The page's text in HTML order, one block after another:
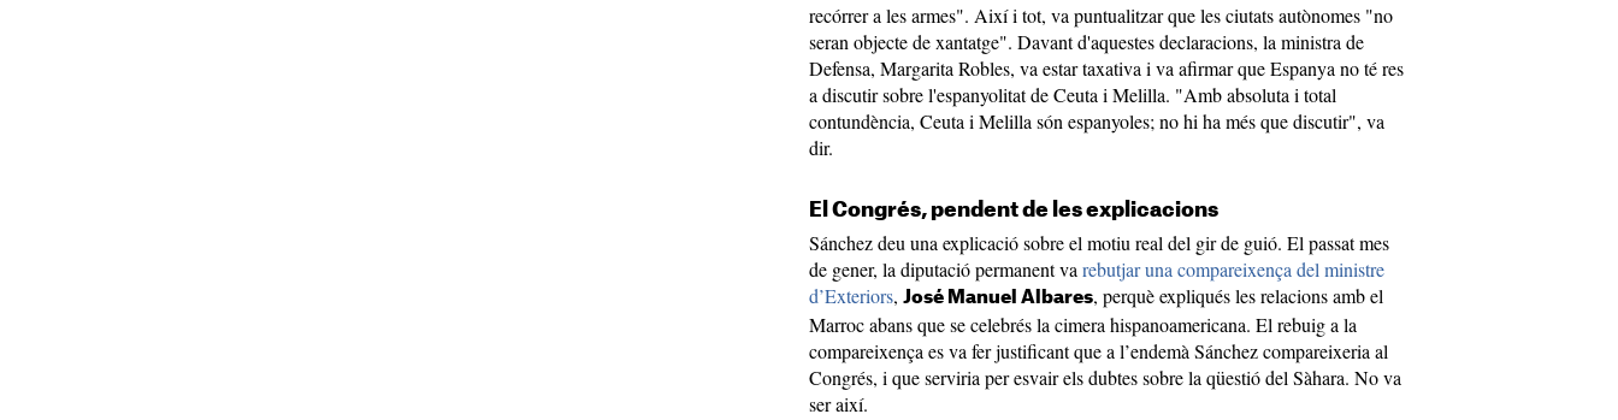
recórrer a les armes". Així i tot, va puntualitzar que les ciutats autònomes "no
seran objecte de xantatge". Davant d'aquestes declaracions, la ministra de
Defensa, Margarita Robles, va estar taxativa i va afirmar que Espanya no té res
a discutir sobre l'espanyolitat de Ceuta i Melilla. "Amb absoluta i total
contundència, Ceuta i Melilla són espanyoles; no hi ha més que discutir", va
dir.
El Congrés, pendent de les explicacions
Sánchez deu una explicació sobre el motiu real del gir de guió. El passat mes
de gener, la diputació permanent va rebutjar una compareixença del ministre
d’Exteriors, José Manuel Albares, perquè expliqués les relacions amb el
Marroc abans que se celebrés la cimera hispanoamericana. El rebuig a la
compareixença es va fer justificant que a l’endemà Sánchez compareixeria al
Congrés, i que serviria per esvair els dubtes sobre la qüestió del Sàhara. No va
ser així.